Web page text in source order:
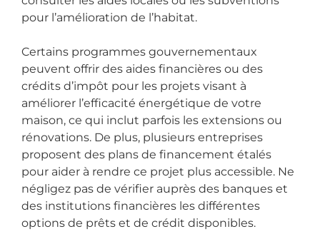
pour l’amélioration de l’habitat.
Certains programmes gouvernementaux
peuvent offrir des aides financières ou des
crédits d’impôt pour les projets visant à
améliorer l’efficacité énergétique de votre
maison, ce qui inclut parfois les extensions ou
rénovations. De plus, plusieurs entreprises
proposent des plans de financement étalés
pour aider à rendre ce projet plus accessible. Ne
négligez pas de vérifier auprès des banques et
des institutions financières les différentes
options de prêts et de crédit disponibles.